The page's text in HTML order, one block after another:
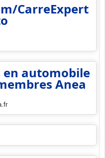
CarreExpert
en automobile
Anea